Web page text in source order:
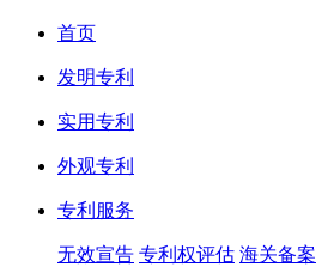
首页
发明专利
实用专利
外观专利
专利服务
无效宣告 专利权评估 海关备案